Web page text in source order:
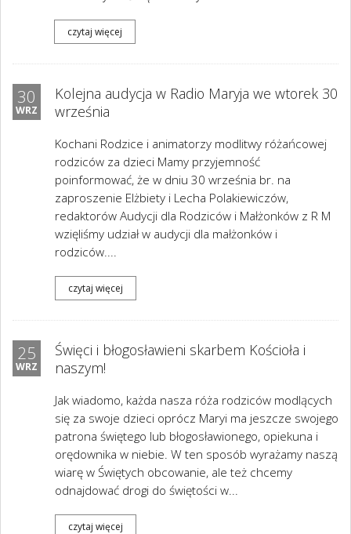
czytaj więcej
30
WRZ
Kolejna audycja w Radio Maryja we wtorek 30
września
Kochani Rodzice i animatorzy modlitwy różańcowej
rodziców za dzieci Mamy przyjemność
poinformować, że w dniu 30 września br. na
zaproszenie Elżbiety i Lecha Polakiewiczów,
redaktorów Audycji dla Rodziców i Małżonków z R M
wzięliśmy udział w audycji dla małżonków i
rodziców....
czytaj więcej
25
WRZ
Święci i błogosławieni skarbem Kościoła i
naszym!
Jak wiadomo, każda nasza róża rodziców modlących
się za swoje dzieci oprócz Maryi ma jeszcze swojego
patrona świętego lub błogosławionego, opiekuna i
orędownika w niebie. W ten sposób wyrażamy naszą
wiarę w Świętych obcowanie, ale też chcemy
odnajdować drogi do świętości w...
czytaj więcej